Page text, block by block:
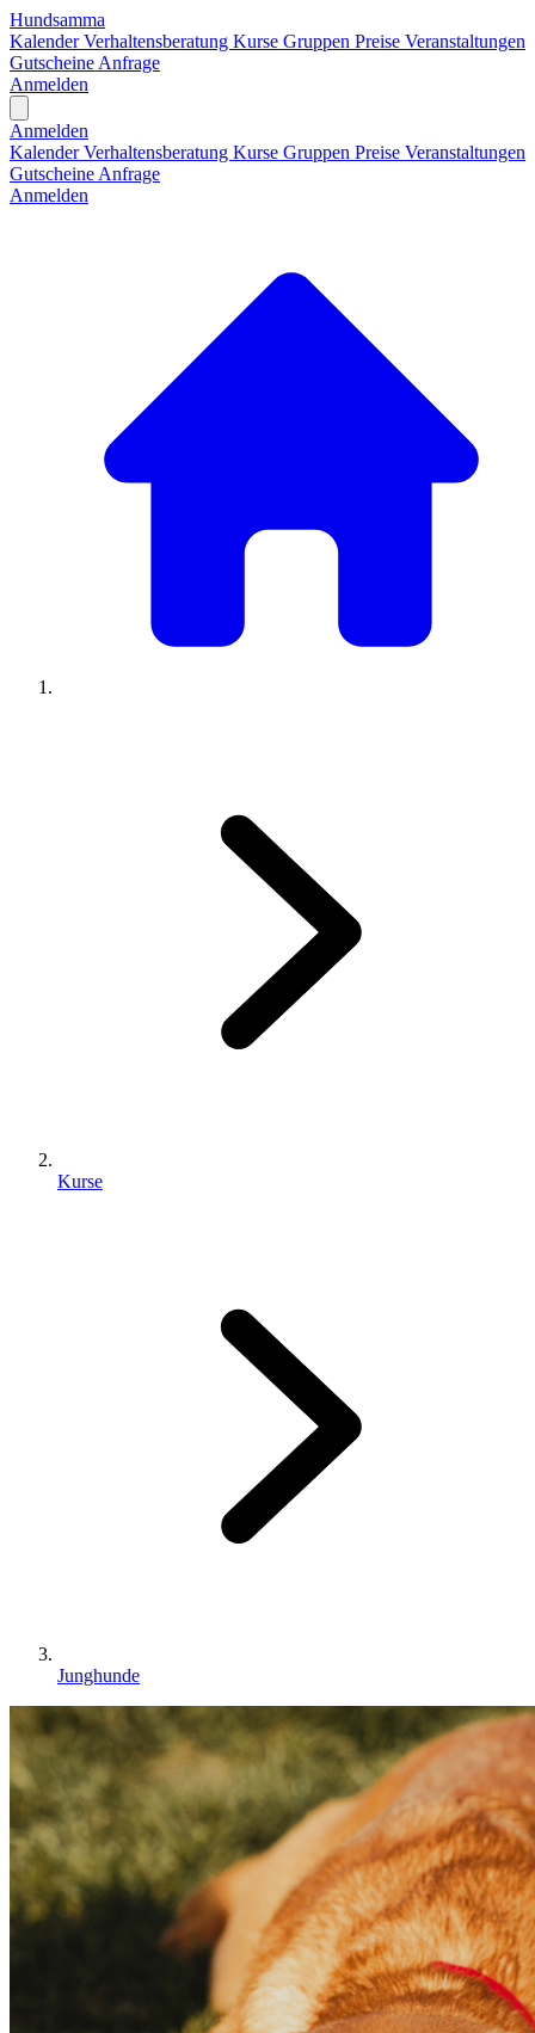
Hundsamma
KalenderVerhaltensberatung Kurse Gruppen Preise Veranstaltungen
Gutscheine Anfrage
Anmelden
Anmelden
KalenderVerhaltensberatung Kurse Gruppen Preise Veranstaltungen
Gutscheine Anfrage
Anmelden
Kurse
Junghunde